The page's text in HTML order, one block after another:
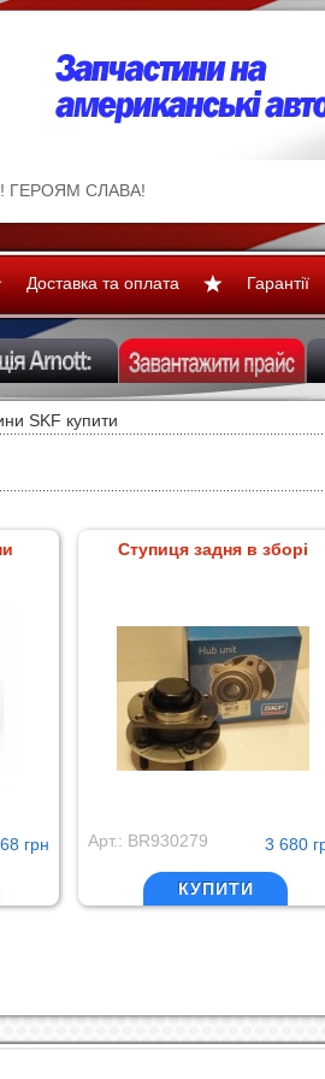
ГЕРОЯМ СЛАВА!
Доставка та оплата Гарантії
SKF купити
грн
Ступиця задня в зборі
Арт.: BR930279 3 680
КУПИТИ